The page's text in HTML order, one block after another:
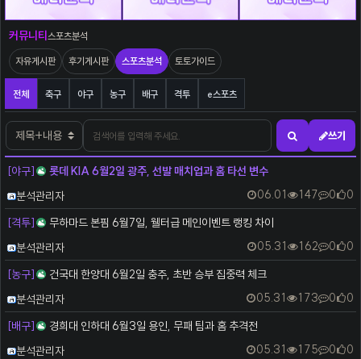
커뮤니티 스포츠분석
자유게시판 후기게시판 스포츠분석 토토가이드
스포츠분석 분류 목록
전체 축구 야구 농구 배구 격투 e스포츠
검색대상 검색어
검색하기쓰기
[야구]
롯데 KIA 6월2일 광주, 선발 매치업과 홈 타선 변수
등록자
분석관리자 06.01 147 0
0
[격투]
무하마드 본핌 6월7일, 웰터급 메인이벤트 랭킹 차이
등록자
분석관리자 05.31 162 0
0
[농구]
건국대 한양대 6월2일 충주, 초반 승부 집중력 체크
등록자
분석관리자 05.31 173 0
0
[배구]
경희대 인하대 6월3일 용인, 무패 팀과 홈 추격전
등록자
분석관리자 05.31 175 0
0